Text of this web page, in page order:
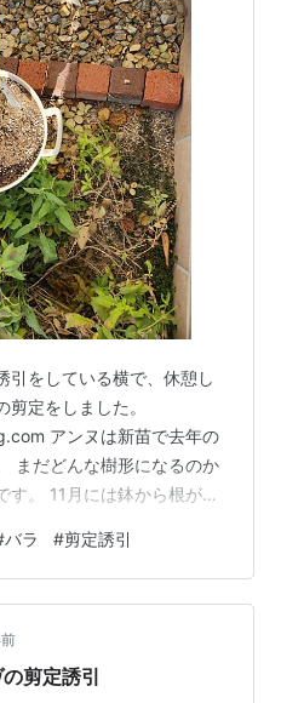
引をしている横で、休憩し
定をしました。
アンヌは新苗で去年の
まだどんな樹形になるのか
す。 11月には鉢から根が飛
植え替え後に
ら見るとこんな感じ。 ぱぱ
て終了です。 まだあまり枝
いにしておきます。 周り
ろそろ…
バラ #剪定誘引
剪定誘引